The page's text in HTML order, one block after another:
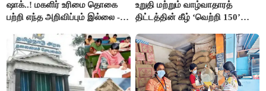
ஷாக்..! மகளிர் உரிமை தொகை
பற்றி எந்த அறிவிப்பும் இல்லை -
உறுதி மற்றும் வாழ்வாதாரத்
திட்டத்தின் கீழ் ‘வெற்றி 150’